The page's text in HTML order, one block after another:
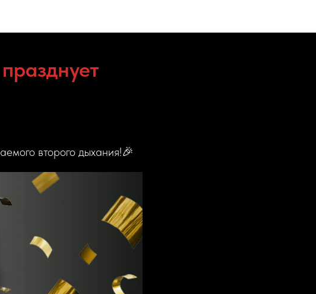
второго дыхания!🎉